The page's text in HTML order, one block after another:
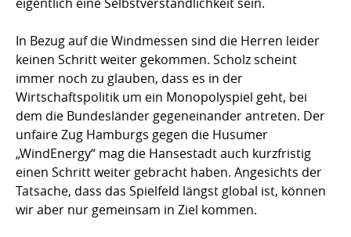
In Bezug auf die Windmessen sind die Herren leider
keinen Schritt weiter gekommen. Scholz scheint
immer noch zu glauben, dass es in der
Wirtschaftspolitik um ein Monopolyspiel geht, bei
dem die Bundesländer gegeneinander antreten. Der
unfaire Zug Hamburgs gegen die Husumer
„WindEnergy“ mag die Hansestadt auch kurzfristig
einen Schritt weiter gebracht haben. Angesichts der
Tatsache, dass das Spielfeld längst global ist, können
wir aber nur gemeinsam in Ziel kommen.